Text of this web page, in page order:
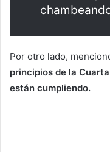
Por otro lado,
principios de la
están cumpliendo.